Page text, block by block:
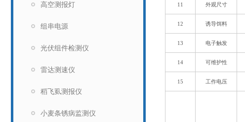
高空测报灯
组串电源
光伏组件检测仪
雷达测速仪
稻飞虱测报仪
小麦条锈病监测仪
11 外观尺寸
12 诱导饵料
13 电子触发
14 可维护性
15 工作电压